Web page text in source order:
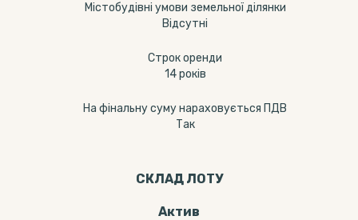
Містобудівні умови земельної ділянки
Відсутні
Строк оренди
14 років
На фінальну суму нараховується ПДВ
Так
СКЛАД ЛОТУ
Актив